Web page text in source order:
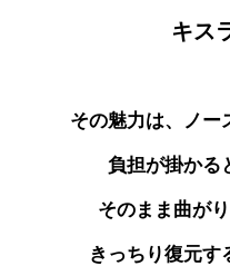
キス
その魅力は、ノー
負担が掛かる
そのまま曲が
きっちり復元す